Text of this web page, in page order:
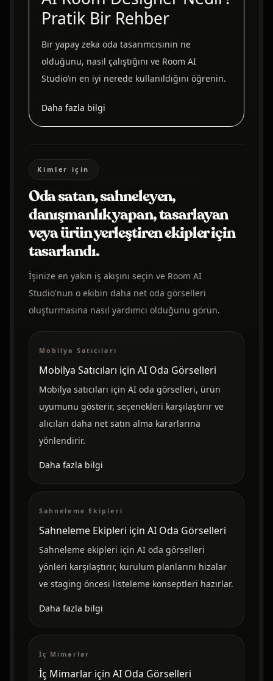
Pratik Bir Rehber
Bir yapay zeka oda tasarımcısının ne
olduğunu, nasıl çalıştığını ve Room AI
Studio’ın en iyi nerede kullanıldığını öğrenin.
Daha fazla bilgi
Kimler için
Oda satan, sahneleyen,
danışmanlık yapan, tasarlayan
veya ürün yerleştiren ekipler için
tasarlandı.
İşinize en yakın iş akışını seçin ve Room AI
Studio'nun o ekibin daha net oda görselleri
oluşturmasına nasıl yardımcı olduğunu görün.
Mobilya Satıcıları
Mobilya Satıcıları için AI Oda Görselleri
Mobilya satıcıları için AI oda görselleri, ürün
uyumunu gösterir, seçenekleri karşılaştırır ve
alıcıları daha net satın alma kararlarına
yönlendirir.
Daha fazla bilgi
Sahneleme Ekipleri
Sahneleme Ekipleri için AI Oda Görselleri
Sahneleme ekipleri için AI oda görselleri
yönleri karşılaştırır, kurulum planlarını hizalar
ve staging öncesi listeleme konseptleri hazırlar.
Daha fazla bilgi
İç Mimarlar
İç Mimarlar için AI Oda Görselleri